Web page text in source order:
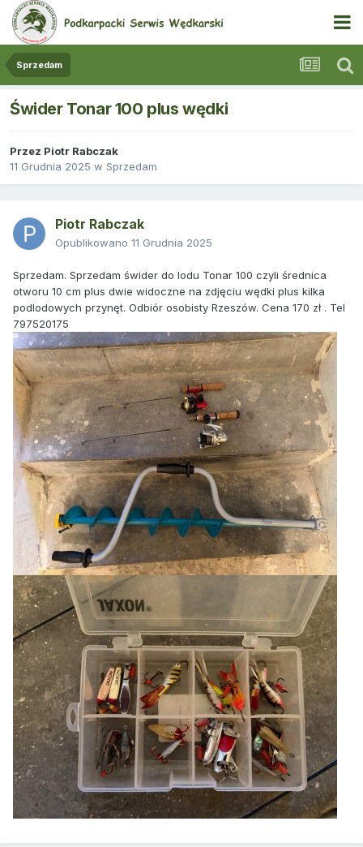
Sprzedam
Świder Tonar 100 plus wędki
Przez Piotr Rabczak
11 Grudnia 2025 w Sprzedam
Piotr Rabczak
Opublikowano 11 Grudnia 2025
Sprzedam. Sprzedam świder do lodu Tonar 100 czyli średnica
otworu 10 cm plus dwie widoczne na zdjęciu wędki plus kilka
podlodowych przynęt. Odbiór osobisty Rzeszów. Cena 170 zł . Tel
797520175